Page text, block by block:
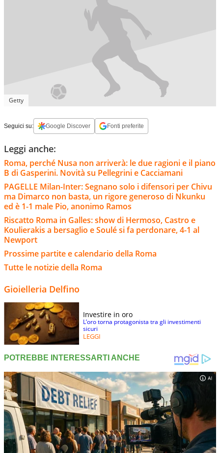
Getty
Seguici su: Google Discover Fonti preferite
Leggi anche:
Roma, perché Nusa non arriverà: le due ragioni e il piano
B di Gasperini. Novità su Pellegrini e Cacciamani
PAGELLE Milan-Inter: Segnano solo i difensori per Chivu
ma Dimarco non basta, un rigore generoso di Nkunku
ed è 1-1 male Pio, anonimo Ramos
Riscatto Roma in Galles: show di Hermoso, Castro e
Koulierakis a bersaglio e Soulé si fa perdonare, 4-1 al
Newport
Prossime partite e calendario della Roma
Tutte le notizie della Roma
Gioielleria Delfino
Investire in oro
L’oro torna protagonista tra gli investimenti
sicuri
LEGGI